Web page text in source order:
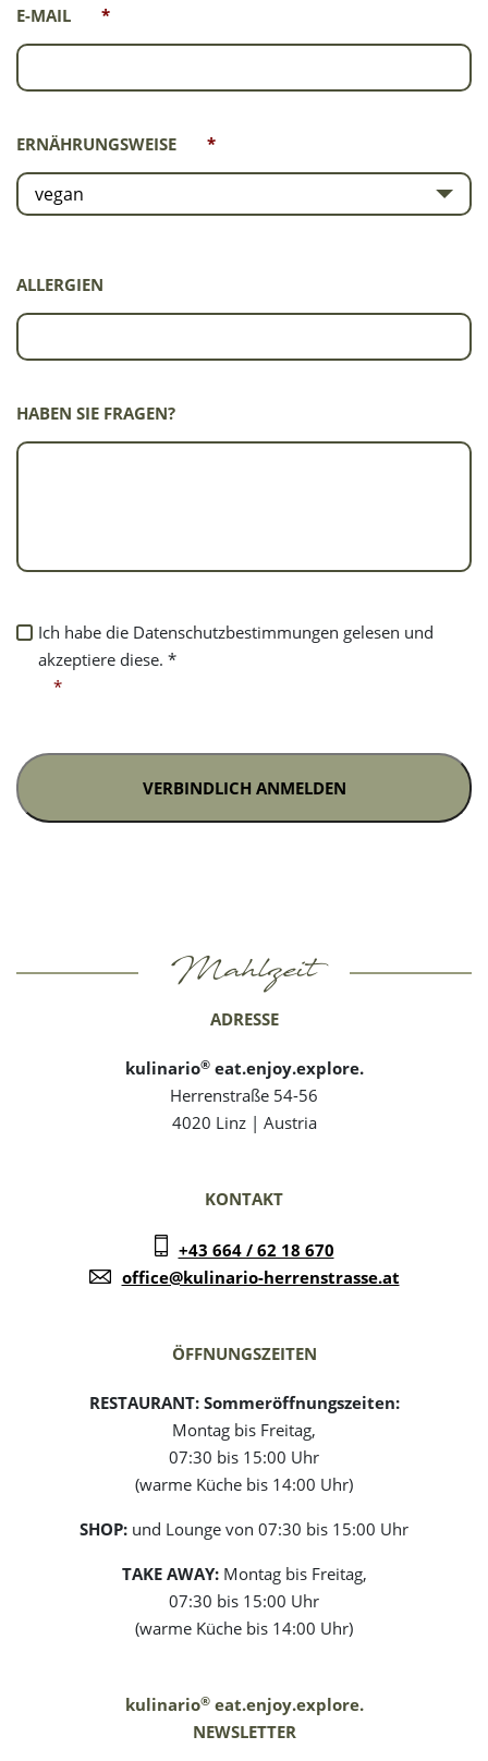
E-MAIL *
ERNÄHRUNGSWEISE *
vegan
ALLERGIEN
HABEN SIE FRAGEN?
ICH
HABE
DIE
DATENSCHUTZBESTIMMUNGEN
AKZEPTIERE
DIESE.
*
Ich habe die Datenschutzbestimmungen gelesen und
akzeptiere diese. *
*
Mahlzeit
ADRESSE
kulinario®eat.enjoy.explore.
Herrenstraße 54-56
4020 Linz | Austria
KONTAKT
+43 664 / 62 18 670
office@kulinario-herrenstrasse.at
ÖFFNUNGSZEITEN
RESTAURANT: Sommeröffnungszeiten:
Montag bis Freitag,
07:30 bis 15:00 Uhr
(warme Küche bis 14:00 Uhr)
SHOP: und Lounge von 07:30 bis 15:00 Uhr
TAKE AWAY:Montag bis Freitag,
07:30 bis 15:00 Uhr
(warme Küche bis 14:00 Uhr)
kulinario®eat.enjoy.explore.
NEWSLETTER